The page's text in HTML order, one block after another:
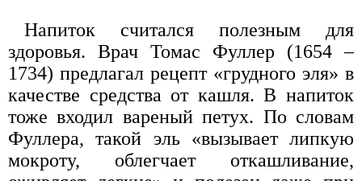
Напиток считался полезным для
здоровья. Врач Томас Фуллер (1654 –
1734) предлагал рецепт «грудного эля» в
качестве средства от кашля. В напиток
тоже входил вареный петух. По словам
Фуллера, такой эль «вызывает липкую
мокроту, облегчает откашливание,